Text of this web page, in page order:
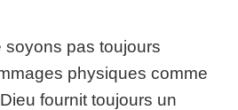
soyons pas toujours
physiques comme
fournit toujours un